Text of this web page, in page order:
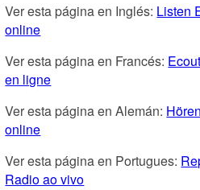
Ver esta página en Inglés: Listen
online
Ver esta página en Francés:
en ligne
Ver esta página en Alemán:
online
Ver esta página en Portugues:
Radio ao vivo